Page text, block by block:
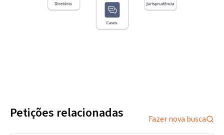
Petições relacionadas Fazer nova busca